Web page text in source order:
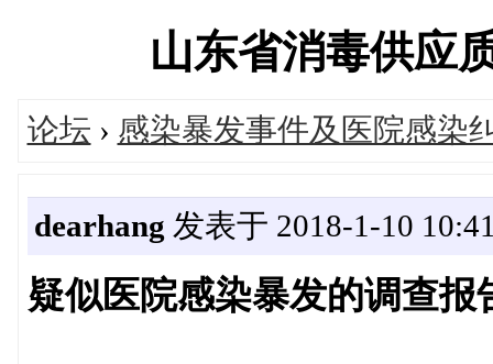
山东省消毒供应
论坛 › 感染暴发事件及医院感染
dearhang 发表于 2018-1-10
疑似医院感染暴发的调查报